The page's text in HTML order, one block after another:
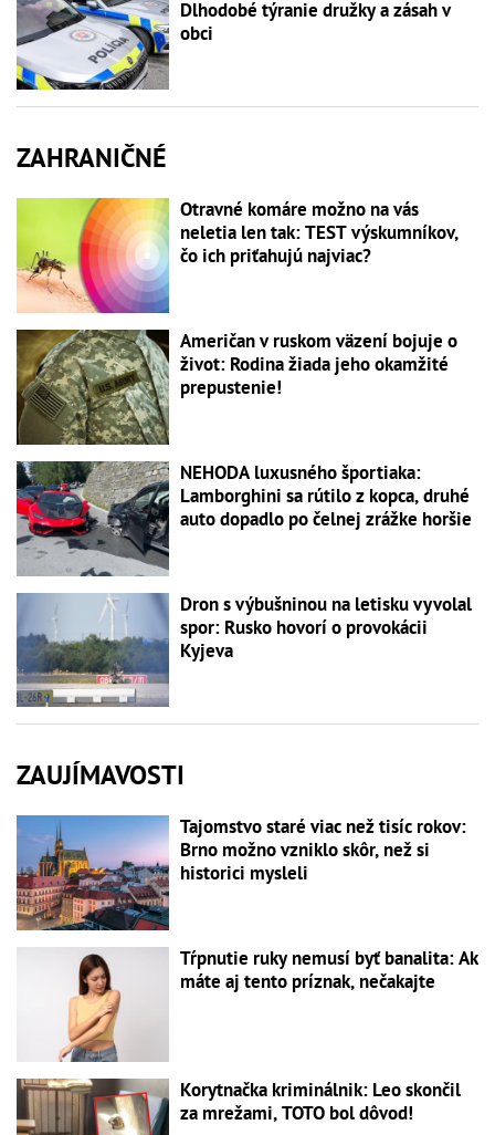
Dlhodobé týranie družky a zásah v
obci
ZAHRANIČNÉ
Otravné komáre možno na vás
neletia len tak: TEST výskumníkov,
čo ich priťahujú najviac?
Američan v ruskom väzení bojuje o
život: Rodina žiada jeho okamžité
prepustenie!
NEHODA luxusného športiaka:
Lamborghini sa rútilo z kopca, druhé
auto dopadlo po čelnej zrážke horšie
Dron s výbušninou na letisku vyvolal
spor: Rusko hovorí o provokácii
Kyjeva
ZAUJÍMAVOSTI
Tajomstvo staré viac než tisíc rokov:
Brno možno vzniklo skôr, než si
historici mysleli
Tŕpnutie ruky nemusí byť banalita: Ak
máte aj tento príznak, nečakajte
Korytnačka kriminálnik: Leo skončil
za mrežami, TOTO bol dôvod!